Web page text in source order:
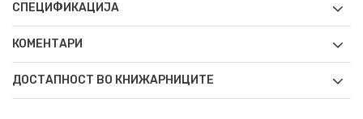
СПЕЦИФИКАЦИЈА
КОМЕНТАРИ
ДОСТАПНОСТ ВО КНИЖАРНИЦИТЕ